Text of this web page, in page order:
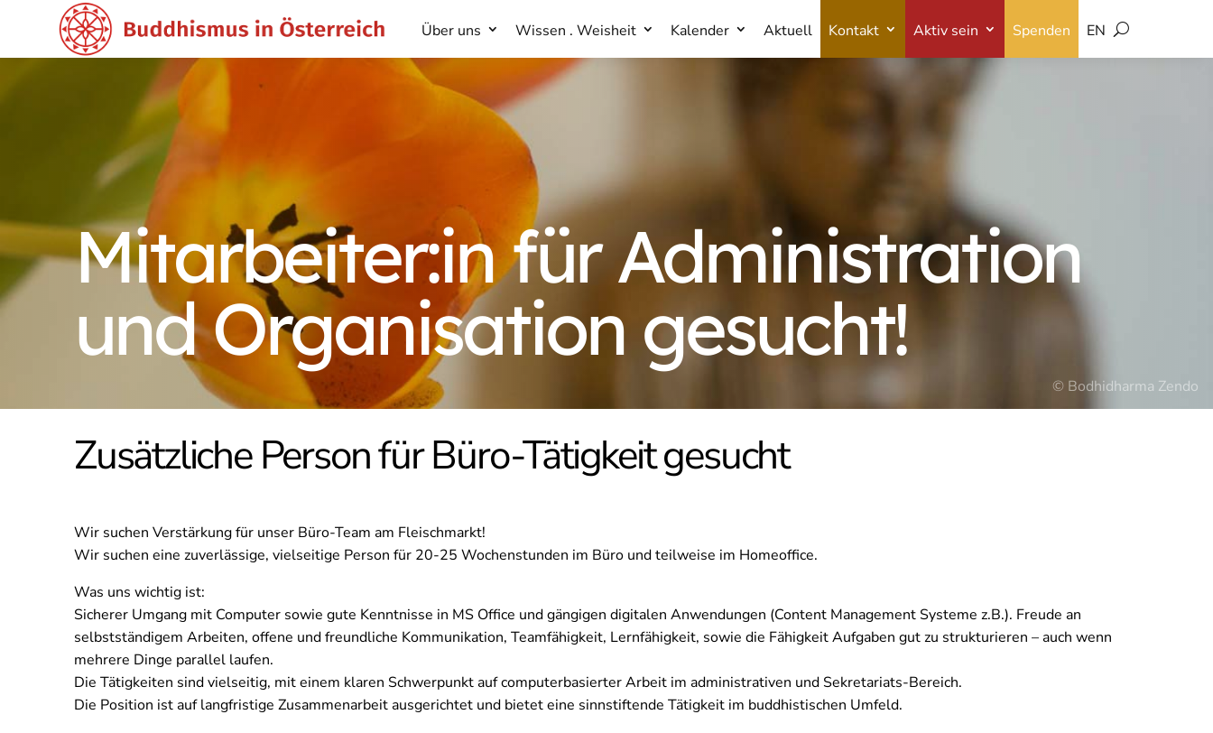
Über uns Wissen . Weisheit Kalender Aktuell Kontakt Aktiv sein Spenden EN
Über uns Wissen . Weisheit Kalender Aktuell Kontakt Aktiv sein Spenden EN
Mitarbeiter:in für Administration
und Organisation gesucht!
© Bodhidharma Zendo
Zusätzliche Person für Büro-Tätigkeit gesucht
Wir suchen Verstärkung für unser Büro-Team am Fleischmarkt!
Wir suchen eine zuverlässige, vielseitige Person für 20-25 Wochenstunden im Büro und teilweise im Homeoffice.
Was uns wichtig ist:
Sicherer Umgang mit Computer sowie gute Kenntnisse in MS Office und gängigen digitalen Anwendungen (Content Management Systeme z.B.). Freude an
selbstständigem Arbeiten, offene und freundliche Kommunikation, Teamfähigkeit, Lernfähigkeit, sowie die Fähigkeit Aufgaben gut zu strukturieren – auch wenn
mehrere Dinge parallel laufen.
Die Tätigkeiten sind vielseitig, mit einem klaren Schwerpunkt auf computerbasierter Arbeit im administrativen und Sekretariats-Bereich.
Die Position ist auf langfristige Zusammenarbeit ausgerichtet und bietet eine sinnstiftende Tätigkeit im buddhistischen Umfeld.